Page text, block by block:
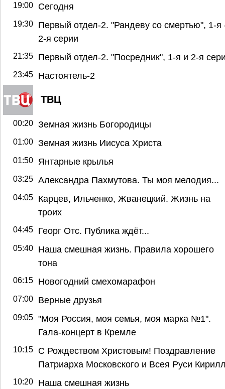
19:00 Сегодня
19:30
Первый отдел-2. "Рандеву со смертью", 1-я
2-я серии
21:35 Первый отдел-2. "Посредник", 1-я и 2-я
23:45 Настоятель-2
ТВЦ
00:20 Земная жизнь Богородицы
01:00 Земная жизнь Иисуса Христа
01:50 Янтарные крылья
03:25 Александра Пахмутова. Ты моя мелодия...
04:05
Карцев, Ильченко, Жванецкий. Жизнь на
троих
04:45 Георг Отс. Публика ждёт...
05:40
Наша смешная жизнь. Правила хорошего
тона
06:15 Новогодний смехомарафон
07:00 Верные друзья
09:05 "Моя Россия, моя семья, моя марка №1".
Гала-концерт в Кремле
10:15
С Рождеством Христовым! Поздравление
Патриарха Московского и Всея Руси
10:20 Наша смешная жизнь